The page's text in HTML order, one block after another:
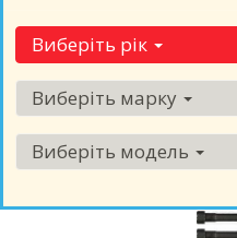
Виберіть рік
Виберіть марку
Виберіть модель